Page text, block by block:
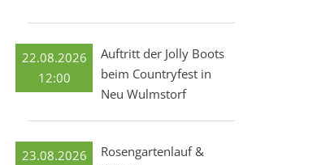
22.08.2026
12:00
Auftritt der Jolly Boots
beim Countryfest in
Neu Wulmstorf
23.08.2026
Rosengartenlauf &